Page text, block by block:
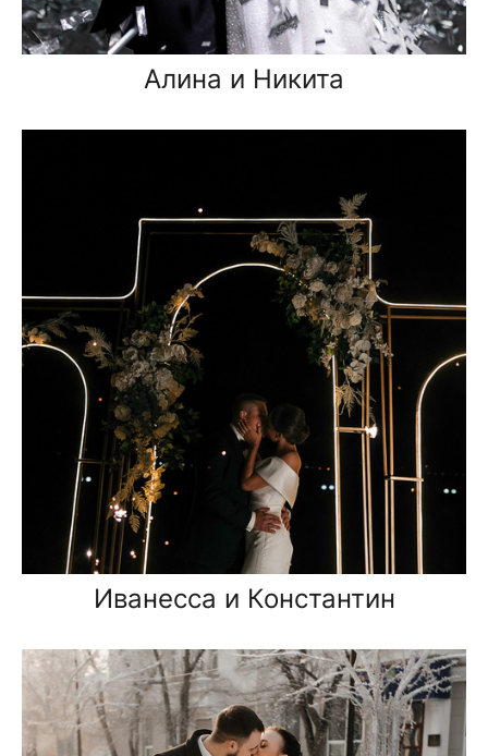
Алина и Никита
Иванесса и Константин